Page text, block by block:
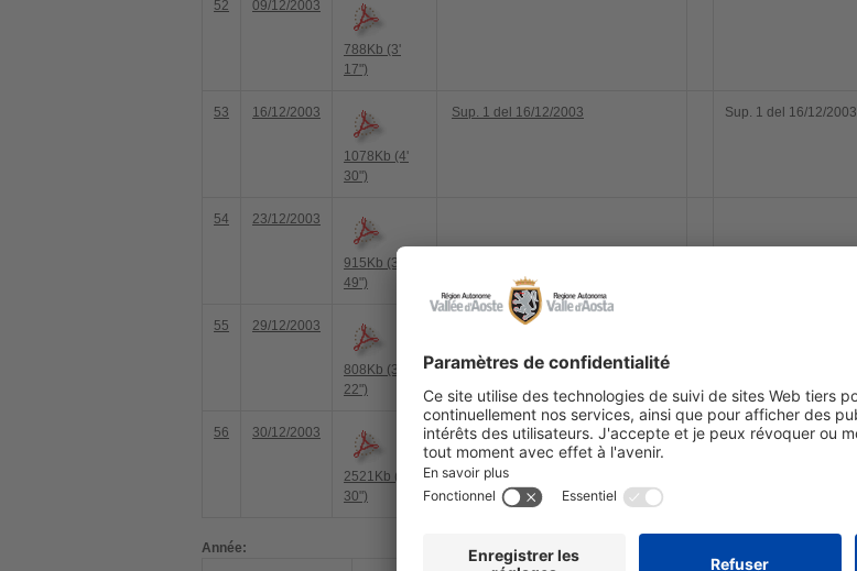
52 09/12/2003
788Kb (3'
17")
53 16/12/2003
1078Kb (4'
30")
Sup. 1 del 16/12/2003 Sup. 1 del 16/12/2003
54 23/12/2003
915Kb (3'
49")
55 29/12/2003
808Kb (3'
22")
Sup. 1 del 29/12/2003
56 30/12/2003
2521Kb (10'
30")
Année: